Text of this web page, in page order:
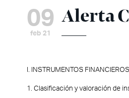
09
feb 21
Alerta
I. INSTRUMENTOS FINANCIEROS
1. Clasificación y valoración de